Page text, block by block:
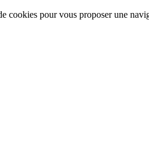
cookies pour vous proposer une